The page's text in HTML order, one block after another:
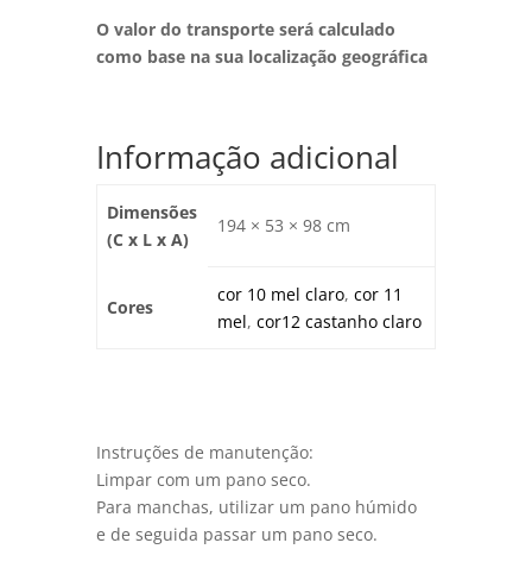
O valor do transporte será calculado
como base na sua localização geográfica
Informação adicional
Dimensões
(C x L x A)
194 × 53 × 98 cm
Cores
cor 10 mel claro, cor 11
mel, cor12 castanho claro
Instruções de manutenção:
Limpar com um pano seco.
Para manchas, utilizar um pano húmido
e de seguida passar um pano seco.